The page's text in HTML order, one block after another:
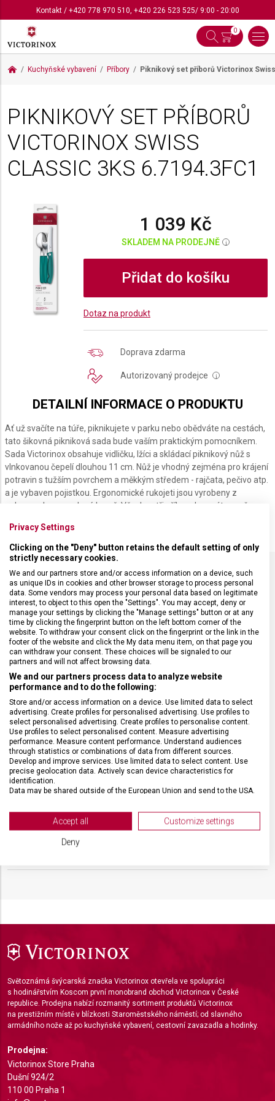
Kontakt/ +420 778 970 510, +420 226 523 525/ 9:00 - 20:00
0
Kuchyňské vybavení Příbory Piknikový set příborů Victorinox
PIKNIKOVÝ SET PŘÍBORŮ
VICTORINOX SWISS
CLASSIC 3KS 6.7194.3FC1
1 039 Kč
SKLADEM NA PRODEJNĚ i
Přidat do košíku
Dotaz na produkt
Doprava zdarma
Autorizovaný prodejce i
DETAILNÍ INFORMACE O PRODUKTU
Ať už svačíte na túře, piknikujete v parku nebo obědváte na cestách,
tato šikovná pikniková sada bude vaším praktickým pomocníkem.
Sada Victorinox obsahuje vidličku, lžíci a skládací piknikový nůž s
vlnkovanou čepelí dlouhou 11 cm. Nůž je vhodný zejména pro krájení
potravin s tužším povrchem a měkkým středem - rajčata, pečivo atp.
a je vybaven pojistkou. Ergonomické rukojeti jsou vyrobeny z
polypropylenu v zelené barvě. Všechny tři příbory lze mýt v myčce.
SPECIFIKACE PRODUKTU
DRUH ZBOŽÍ Kuchyňské vybavení
ZÁRUKA 24 měsíců
HMOTNOST 142 g
DÉLKA ČEPELE 11 cm
TYP OSTŘÍ Vlnkované
MATERIÁL RUKOJETI Polypropylen (PP)
Světoznámá švýcarská značka Victorinox otevřela ve spolupráci
s hodinářstvím Koscom první monobrand obchod Victorinox v České
republice. Prodejna nabízí rozmanitý sortiment produktů Victorinox
na prestižním místě v blízkosti Staroměstského náměstí; od slavného
armádního nože až po kuchyňské vybavení, cestovní zavazadla a hodinky.
Prodejna:
Victorinox Store Praha
Dušní 924/2
110 00 Praha 1
Privacy Settings
Clicking on the "Deny" button retains the default setting of only
strictly necessary cookies.
We and our partners store and/or access information on a device, such
as unique IDs in cookies and other browser storage to process personal
data. Some vendors may process your personal data based on legitimate
interest, to object to this open the "Settings". You may accept, deny or
manage your settings by clicking the "Manage settings" button or at any
time by clicking the fingerprint button on the left bottom corner of the
website. To withdraw your consent click on the fingerprint or the link in the
footer of the website and click the My data menu item, on that page you
can withdraw your consent. These choices will be signaled to our
partners and will not affect browsing data.
We and our partners process data to analyze website
performance and to do the following:
Store and/or access information on a device. Use limited data to select
advertising. Create profiles for personalised advertising. Use profiles to
select personalised advertising. Create profiles to personalise content.
Use profiles to select personalised content. Measure advertising
performance. Measure content performance. Understand audiences
through statistics or combinations of data from different sources.
Develop and improve services. Use limited data to select content. Use
precise geolocation data. Actively scan device characteristics for
identification.
Data may be shared outside of the European Union and send to the USA.
View Partner List (2 IAB Vendors)
We use your data for the following purposes:
Store and/or access information on a device
Use profiles to select personalised
advertising
Create profiles to personalise content
Use profiles to select personalised content
Measure advertising performance
Measure content performance
Understand audiences through statistics or
combinations of data from different sources
Accept all Customize settings
Deny